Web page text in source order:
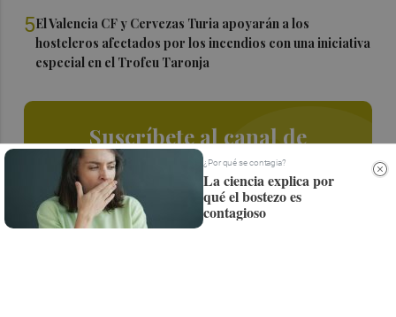
5El Valencia CF y Cervezas Turia apoyarán a los
hosteleros afectados por los incendios con una iniciativa
especial en el Trofeu Taronja
Suscríbete al canal de
Whatsapp
Siempre al día de las últimas noticias
¡Quiero suscribirme!
¿Por qué se contagia?
La ciencia explica por
qué el bostezo es
contagioso